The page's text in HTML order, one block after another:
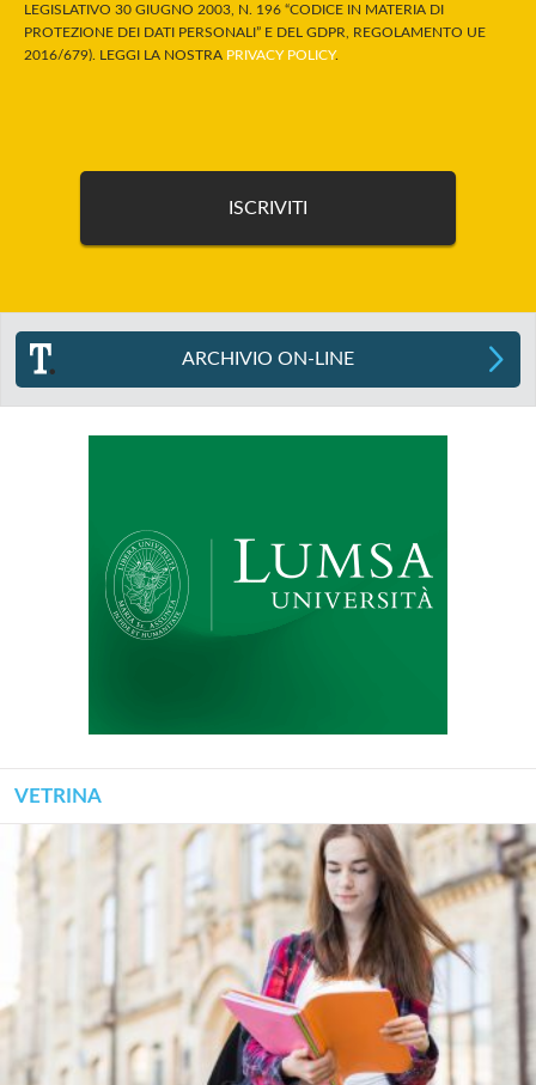
LEGISLATIVO 30 GIUGNO 2003, N. 196 “CODICE IN MATERIA DI
PROTEZIONE DEI DATI PERSONALI” E DEL GDPR, REGOLAMENTO UE
2016/679). LEGGI LA NOSTRA PRIVACY POLICY.
ARCHIVIO ON-LINE
VETRINA